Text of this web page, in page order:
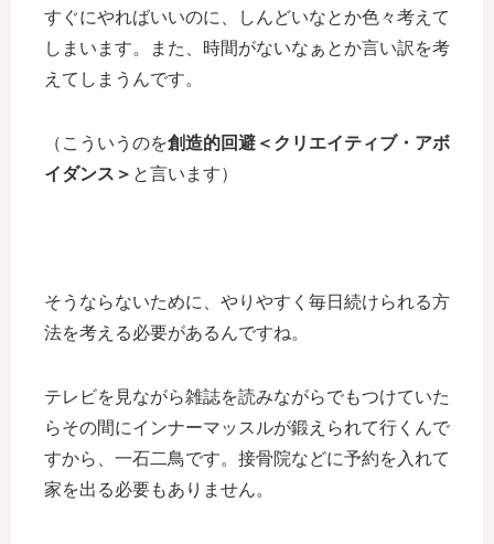
すぐにやればいいのに、しんどいなとか色々考えて
しまいます。また、時間がないなぁとか言い訳を考
えてしまうんです。
（こういうのを創造的回避＜クリエイティブ・アボ
イダンス＞ と言います）
そうならないために、やりやすく毎日続けられる方
法を考える必要があるんですね。
テレビを見ながら雑誌を読みながらでもつけていた
らその間にインナーマッスルが鍛えられて行くんで
すから、一石二鳥です。接骨院などに予約を入れて
家を出る必要もありません。